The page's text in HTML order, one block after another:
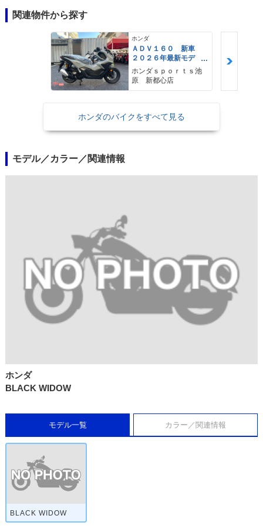
関連物件から探す
ホンダ
ＡＤＶ１６０ 新車
２０２６年最新モデ
ル パールスモーキー
グレー スマートキ
ー ２９Ｌメットイ
ホンダｓｐｏｒｔｓ池
原 新都心店
ホンダのバイクをすべて見る
モデル／カラー／関連情報
ホンダ
BLACK WIDOW
モデル一覧 カラー／関連情報
BLACK WIDOW